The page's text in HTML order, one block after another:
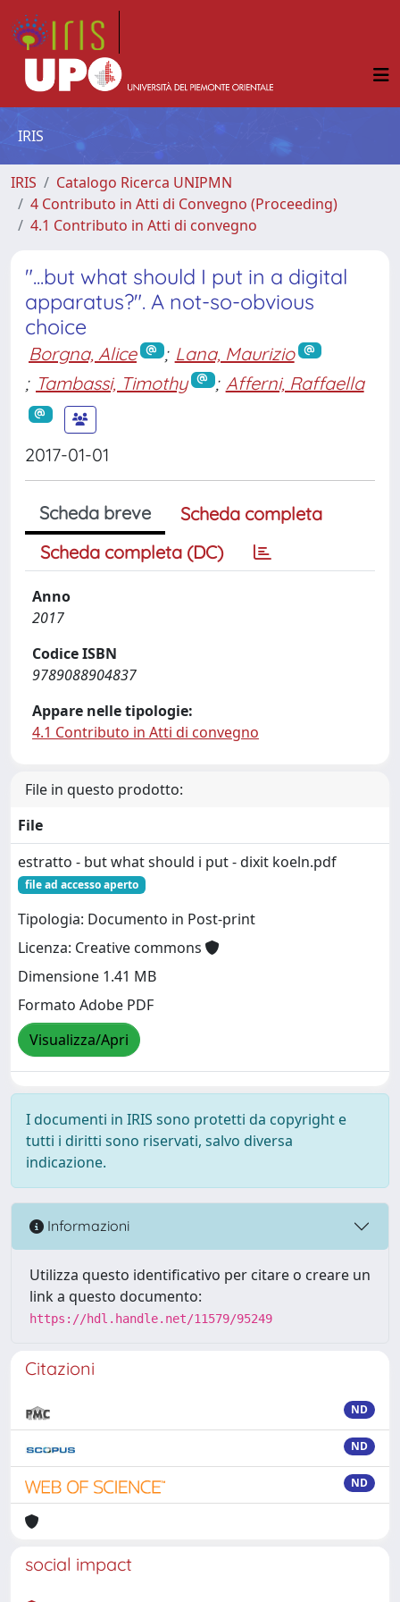
IRIS
IRIS
Catalogo Ricerca UNIPMN
4 Contributo in Atti di Convegno (Proceeding)
4.1 Contributo in Atti di convegno
"...but what should I put in a digital
apparatus?". A not-so-obvious
choice
Borgna, Alice ; Lana, Maurizio
; Tambassi, Timothy ; Afferni, Raffaella
2017-01-01
Scheda breve
Scheda completa
Scheda completa (DC)
Anno
2017
Codice ISBN
9789088904837
Appare nelle tipologie:
4.1 Contributo in Atti di convegno
File in questo prodotto:
File
estratto - but what should i put - dixit koeln.pdf
file ad accesso aperto
Tipologia: Documento in Post-print
Licenza: Creative commons
Dimensione 1.41 MB
Formato Adobe PDF
Visualizza/Apri
I documenti in IRIS sono protetti da copyright e
tutti i diritti sono riservati, salvo diversa
indicazione.
Informazioni
Utilizza questo identificativo per citare o creare un
link a questo documento:
https://hdl.handle.net/11579/95249
Citazioni
ND
ND
ND
social impact